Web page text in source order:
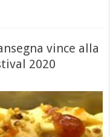
vince alla
2020